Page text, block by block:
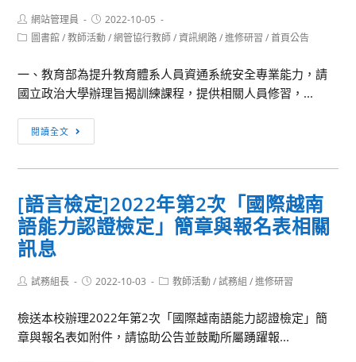
Post
author:
網站管理員
Post
published:
2022-10-05
Post圖書館 / 教師活動 / 網管協行教師 / 資訊網路 / 進修研習 / 首頁公告
一、教育部為提升教育體系人員資通系統安全專業能力，請
國立政治大學辦理旨揭訓練課程，提供相關人員修習，...
閱讀全文
安
研
111
年
體
資
安
[語言檢定]2022年第2次「國際越南
語能力認證檢定」簡章與報名表相關
訊息
Post試務組長
Post2022-10-03
Post教師活動 / 試務組 / 進修研習
檢送本校辦理2022年第2次「國際越南語能力認證檢定」簡
章與報名表如附件，請協助公告並鼓勵所屬踴躍報...